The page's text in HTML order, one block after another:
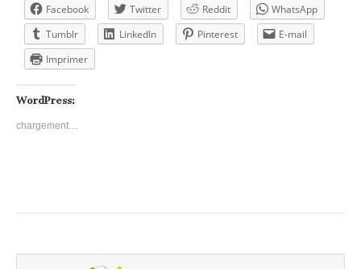
Facebook Twitter Reddit
WhatsApp
Tumblr
LinkedIn Pinterest
E-mail
Imprimer
WordPress:
chargement…